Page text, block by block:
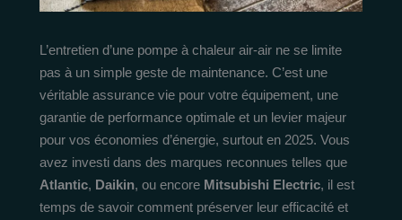
L’entretien d’une pompe à chaleur air-air ne se limite
pas à un simple geste de maintenance. C’est une
véritable assurance vie pour votre équipement, une
garantie de performance optimale et un levier majeur
pour vos économies d’énergie, surtout en 2025. Vous
avez investi dans des marques reconnues telles que
Atlantic, Daikin, ou encore Mitsubishi Electric, il est
temps de savoir comment préserver leur efficacité et